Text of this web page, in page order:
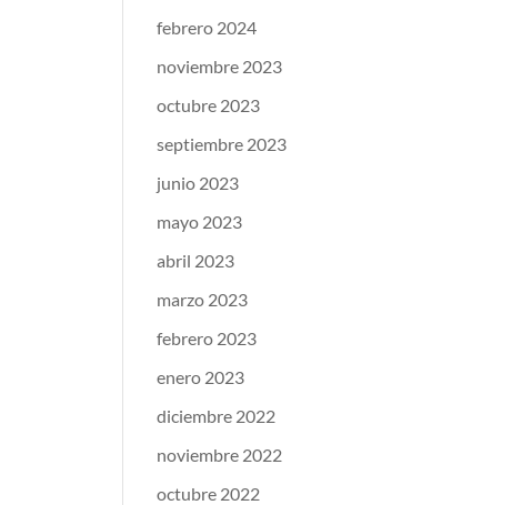
febrero 2024
noviembre 2023
octubre 2023
septiembre 2023
junio 2023
mayo 2023
abril 2023
marzo 2023
febrero 2023
enero 2023
diciembre 2022
noviembre 2022
octubre 2022